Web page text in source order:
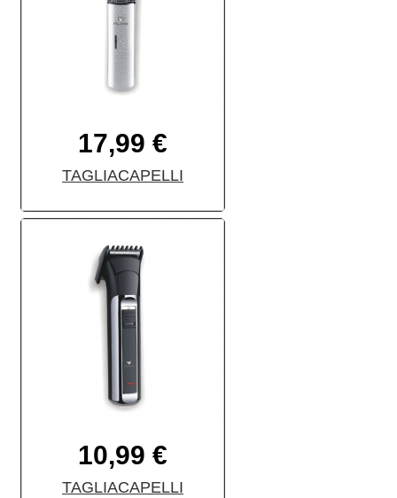
17,99 €
TAGLIACAPELLI
10,99 €
TAGLIACAPELLI